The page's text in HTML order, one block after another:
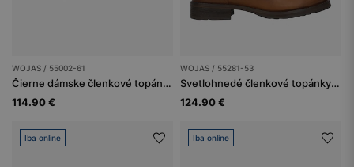
WOJAS / 55002-61
Čierne dámske členkové topánky na hnedej podrážke
114.90 €
WOJAS / 55281-53
Svetlohnedé členkové topánky so zapínaním na zips a ozdobnou prackou
124.90 €
Iba online Iba online